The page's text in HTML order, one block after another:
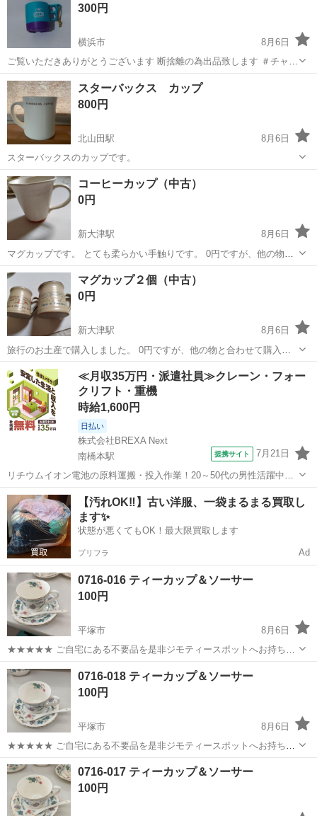
300円
横浜市
8月6日
ご覧いただきありがとうございます 断捨離の為出品致します ＃チャム
ス CHUMS
神奈川 横浜市 CHUMS
スターバックス カップ
800円
北山田駅
8月6日
スターバックスのカップです。
神奈川 横浜市 食器
コーヒーカップ（中古）
0円
新大津駅
8月6日
マグカップです。 とても柔らかい手触りです。 0円ですが、他の物と
合わせて購入お願い致します。
神奈川 横須賀市 新大津駅 食器
マグカップ２個（中古）
0円
新大津駅
8月6日
旅行のお土産で購入しました。 0円ですが、他の物と合わせて購入お
願い致します。
神奈川 横須賀市 新大津駅 食器 マグカップ
≪月収35万円・派遣社員≫クレーン・フォー
クリフト・重機
時給1,600円
日払い
株式会社BREXA Next
南橋本駅
提携サイト 7月21日
リチウムイオン電池の原料運搬・投入作業！20～50代の男性活躍中★
ワンルーム寮完備！赴任旅費会社負担！年間休日130日★フォークリフ
ト免許お持ちの方、活躍中！就業先食堂利用可★《神奈川県相模原
市》 人気の工場のお仕事 ◇電...
神奈川 相模原市 南橋本駅 その他
【汚れOK‼️】古い洋服、一袋まるまる買取し
ます✨
状態が悪くてもOK！最大限買取します
プリフラ Ad
0716-016 ティーカップ＆ソーサー
100円
平塚市
8月6日
★★★★★ ご自宅にある不要品を是非ジモティースポットへお持ち込
みしませんか？ 家電、趣味・スポーツ・レジャー用品、こども用品、
衣料服飾品、生活雑貨、家具、本、CD・DVDなどが無料でまとめて持
ち込めます！ ※詳細はこ...
神奈川 平塚市
0716-018 ティーカップ＆ソーサー
100円
平塚市
8月6日
★★★★★ ご自宅にある不要品を是非ジモティースポットへお持ち込
みしませんか？ 家電、趣味・スポーツ・レジャー用品、こども用品、
衣料服飾品、生活雑貨、家具、本、CD・DVDなどが無料でまとめて持
ち込めます！ ※詳細はこ...
神奈川 平塚市 食器 ティーカップ
0716-017 ティーカップ＆ソーサー
100円